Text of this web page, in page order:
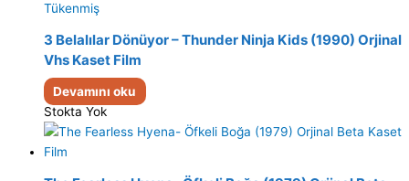
Tükenmiş
3 Belalılar Dönüyor – Thunder Ninja Kids (1990) Orjinal
Vhs Kaset Film
Devamını oku
Stokta Yok